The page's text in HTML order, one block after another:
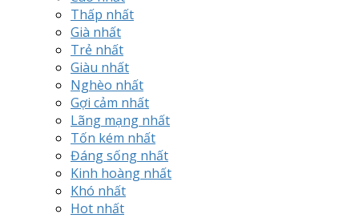
Thấp nhất
Già nhất
Trẻ nhất
Giàu nhất
Nghèo nhất
Gợi cảm nhất
Lãng mạng nhất
Tốn kém nhất
Đáng sống nhất
Kinh hoàng nhất
Khó nhất
Hot nhất